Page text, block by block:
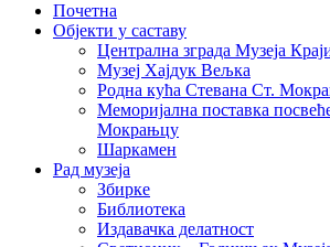
Почетна
Објекти у саставу
Централна зграда Музеја
Музеј Хајдук Вељка
Родна кућа Стевана Ст.
Меморијална поставка
Мокрањцу
Шаркамен
Рад музеја
Збирке
Библиотека
Издавачка делатност